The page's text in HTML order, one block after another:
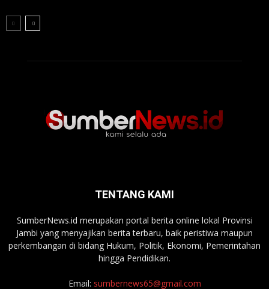
TENTANG KAMI
SumberNews.id merupakan portal berita online lokal Provinsi
Jambi yang menyajikan berita terbaru, baik peristiwa maupun
perkembangan di bidang Hukum, Politik, Ekonomi, Pemerintahan
hingga Pendidikan.
Email: sumbernews65@gmail.com